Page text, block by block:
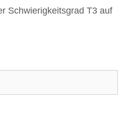
Schwierigkeitsgrad T3 auf